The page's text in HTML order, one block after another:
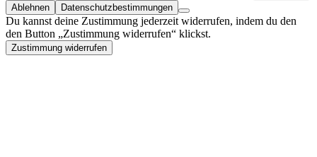
Ablehnen
Datenschutzbestimmungen
Du kannst deine Zustimmung jederzeit widerrufen, indem du den
den Button „Zustimmung widerrufen“ klickst.
Zustimmung widerrufen